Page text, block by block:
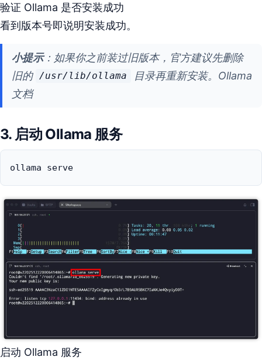
验证 Ollama 是否安装成功
看到版本号即说明安装成功。
小提示：如果你之前装过旧版本，官方建议先删除
旧的 /usr/lib/ollama
目录再重新安装。Ollama
文档
3. 启动 Ollama 服务
ollama serve
启动 Ollama 服务